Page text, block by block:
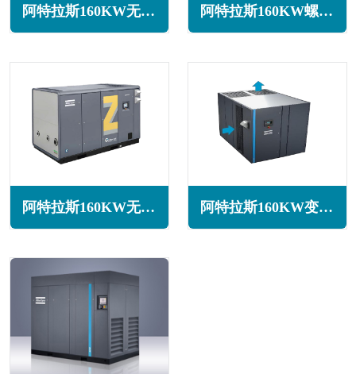
阿特拉斯160KW无油旋齿空压机ZT160系列 阿特拉斯160KW螺杆空压机G160系列
阿特拉斯160KW无油旋齿空压机ZR160系列 阿特拉斯160KW变频螺杆空压机GA160VSD+系列